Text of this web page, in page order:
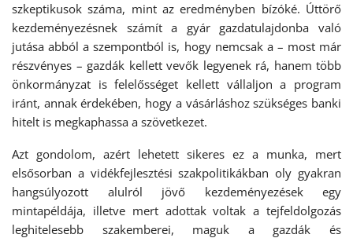
szkeptikusok száma, mint az eredményben bízóké. Úttörő
kezdeményezésnek számít a gyár gazdatulajdonba való
jutása abból a szempontból is, hogy nemcsak a – most már
részvényes – gazdák kellett vevők legyenek rá, hanem több
önkormányzat is felelősséget kellett vállaljon a program
iránt, annak érdekében, hogy a vásárláshoz szükséges banki
hitelt is megkaphassa a szövetkezet.
Azt gondolom, azért lehetett sikeres ez a munka, mert
elsősorban a vidékfejlesztési szakpolitikákban oly gyakran
hangsúlyozott alulról jövő kezdeményezések egy
mintapéldája, illetve mert adottak voltak a tejfeldolgozás
leghitelesebb szakemberei, maguk a gazdák és